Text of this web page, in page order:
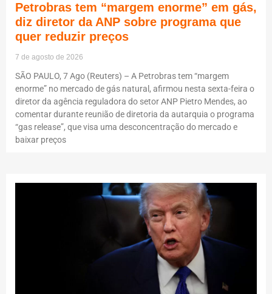
Petrobras tem “margem enorme” em gás,
diz diretor da ANP sobre programa que
quer reduzir preços
7 de agosto de 2026
SÃO PAULO, 7 Ago (Reuters) – A Petrobras tem “margem
enorme” no mercado de gás natural, afirmou nesta sexta-feira o
diretor da agência reguladora do setor ANP Pietro Mendes, ao
comentar durante reunião de diretoria da autarquia o programa
“gas release”, que visa uma desconcentração do mercado e
baixar preços